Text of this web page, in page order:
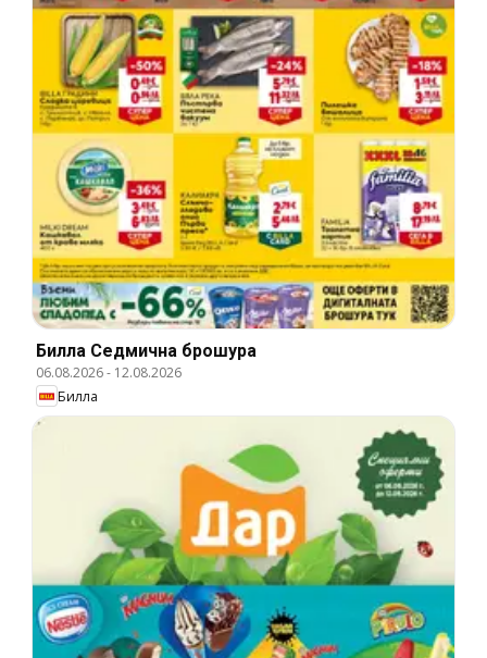
Билла Cедмична брошура
06.08.2026- 12.08.2026
Билла